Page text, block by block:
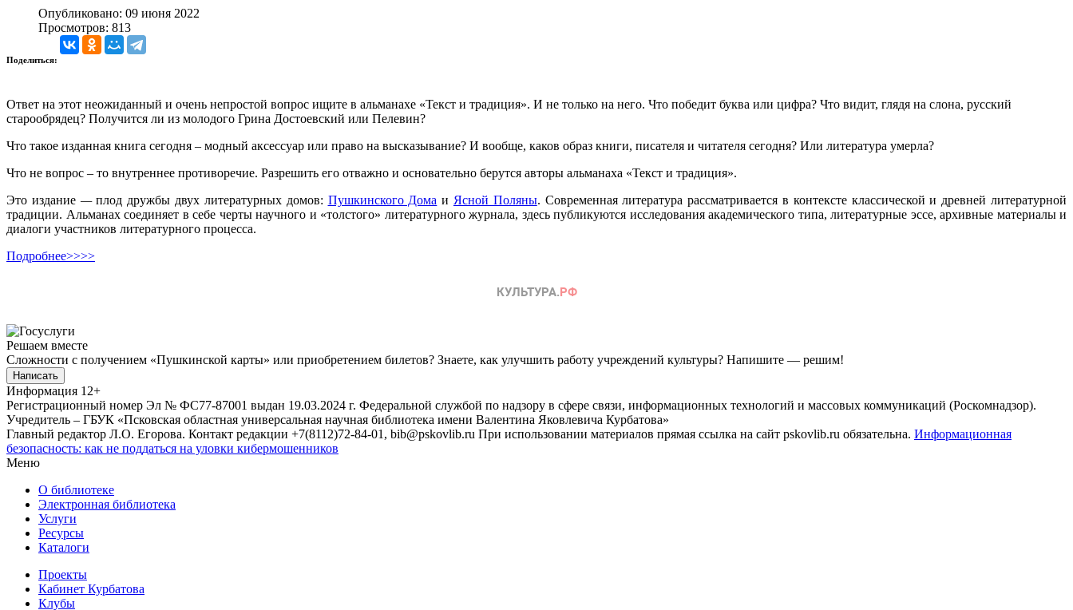
Опубликовано: 09 июня 2022
Просмотров: 813
Поделиться:
Ответ на этот неожиданный и очень непростой вопрос ищите в альманахе «Текст и традиция». И не только на него. Что победит буква или цифра? Что видит, глядя на слона, русский
старообрядец? Получится ли из молодого Грина Достоевский или Пелевин?
Что такое изданная книга сегодня – модный аксессуар или право на высказывание? И вообще, каков образ книги, писателя и читателя сегодня? Или литература умерла?
Что не вопрос – то внутреннее противоречие. Разрешить его отважно и основательно берутся авторы альманаха «Текст и традиция».
Это издание —плод дружбы двух литературных домов: Пушкинского Дома и Ясной Поляны. Современная литература рассматривается в контексте классической и древней литературной
традиции. Альманах соединяет в себе черты научного и «толстого» литературного журнала, здесь публикуются исследования академического типа, литературные эссе, архивные материалы и
диалоги участников литературного процесса.
Подробнее>>>>
Решаем вместе
Сложности с получением «Пушкинской карты» или приобретением билетов? Знаете, как улучшить работу учреждений культуры? Напишите — решим!
Написать
Информация 12+
Регистрационный номер Эл № ФС77-87001 выдан 19.03.2024 г. Федеральной службой по надзору в сфере связи, информационных технологий и массовых коммуникаций (Роскомнадзор).
Учредитель – ГБУК «Псковская областная универсальная научная библиотека имени Валентина Яковлевича Курбатова»
Главный редактор Л.О. Егорова. Контакт редакции +7(8112)72-84-01, bib@pskovlib.ru При использовании материалов прямая ссылка на сайт pskovlib.ru обязательна. Информационная
безопасность: как не поддаться на уловки кибермошенников
Меню
О библиотеке
Электронная библиотека
Услуги
Ресурсы
Каталоги
Проекты
Кабинет Курбатова
Клубы